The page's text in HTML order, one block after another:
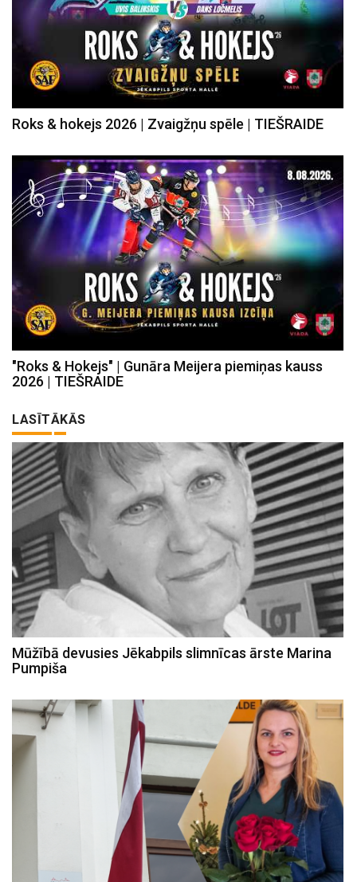
Roks & hokejs 2026 | Zvaigžņu spēle | TIEŠRAIDE
"Roks & Hokejs" | Gunāra Meijera piemiņas kauss
2026 | TIEŠRAIDE
LASĪTĀKĀS
Mūžībā devusies Jēkabpils slimnīcas ārste Marina
Pumpiša